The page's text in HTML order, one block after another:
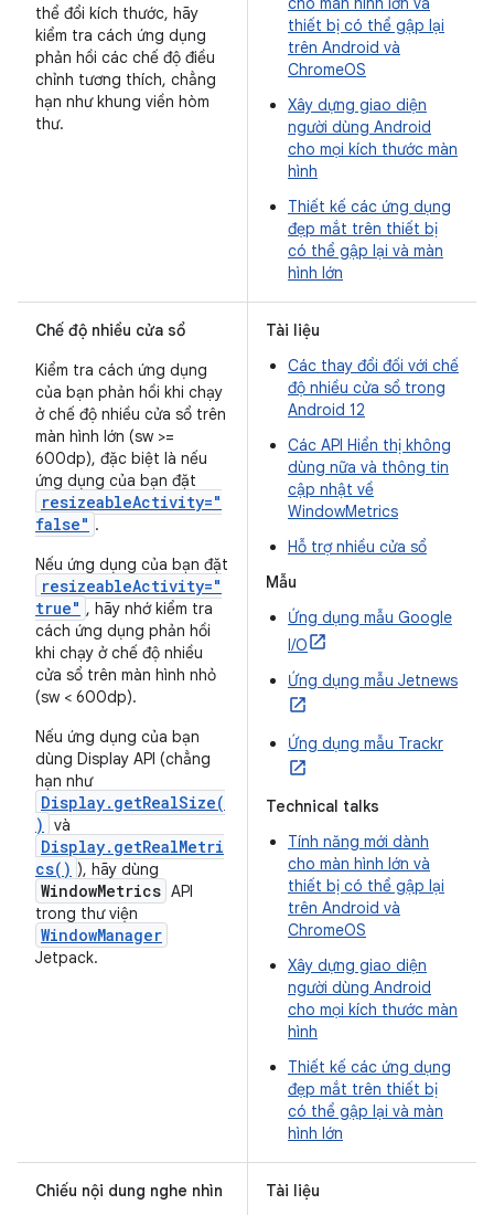
thể đổi kích thước, hãy
kiểm tra cách ứng dụng
phản hồi các chế độ điều
chỉnh tương thích, chẳng
hạn như khung viền hòm
thư.
thiết bị có thể gập lại
trên Android và
ChromeOS
Xây dựng giao diện
người dùng Android
cho mọi kích thước màn
hình
Thiết kế các ứng dụng
đẹp mắt trên thiết bị
có thể gập lại và màn
hình lớn
Chế độ nhiều cửa sổ
Kiểm tra cách ứng dụng
của bạn phản hồi khi chạy
ở chế độ nhiều cửa sổ trên
màn hình lớn (sw >=
600dp), đặc biệt là nếu
ứng dụng của bạn đặt
resizeableActivity="
false" .
Nếu ứng dụng của bạn đặt
resizeableActivity="
true" , hãy nhớ kiểm tra
cách ứng dụng phản hồi
khi chạy ở chế độ nhiều
cửa sổ trên màn hình nhỏ
(sw < 600dp).
Nếu ứng dụng của bạn
dùng Display API (chẳng
hạn như
Display.getRealSize(
)
và
Display.getRealMetri
cs() ), hãy dùng
WindowMetrics API
trong thư viện
WindowManager
Jetpack.
Tài liệu
Các thay đổi đối với chế
độ nhiều cửa sổ trong
Android 12
Các API Hiển thị không
dùng nữa và thông tin
cập nhật về
WindowMetrics
Hỗ trợ nhiều cửa sổ
Mẫu
Ứng dụng mẫu Google
I/O
Ứng dụng mẫu Jetnews
Ứng dụng mẫu Trackr
Technical talks
Tính năng mới dành
cho màn hình lớn và
thiết bị có thể gập lại
trên Android và
ChromeOS
Xây dựng giao diện
người dùng Android
cho mọi kích thước màn
hình
Thiết kế các ứng dụng
đẹp mắt trên thiết bị
có thể gập lại và màn
hình lớn
Chiếu nội dung nghe nhìn
Tài liệu